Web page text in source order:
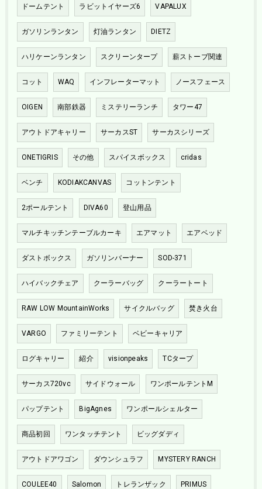
ドームテント ラビットイヤーズ6 VAPALUX
ガソリンランタン 灯油ランタン DIETZ
ハリケーンランタン スクリーンタープ 薪ストーブ関連
コット WAQ インフレーターマット ノースフェース
OIGEN 南部鉄器 ミステリーランチ タワー47
アウトドアキャリー サーカスST サーカスシリーズ
ONETIGRIS その他 スパイスボックス cridas
ベンチ KODIAKCANVAS コットンテント
2ポールテント DIVA60 登山用品
マルチキッチンテーブルカーキ エアマット エアベッド
ダストボックス ガソリンバーナー SOD-371
ハイバックチェア クーラーバッグ クーラートート
RAW LOW MountainWorks サイクルバッグ 焚き火台
VARGO ファミリーテント ベビーキャリア
ログキャリー 紹介 visionpeaks TCタープ
サーカス720vc サイドウォール ワンポールテントM
パップテント BigAgnes ワンポールシェルター
商品初回 ワンタッチテント ビッグダディ
アウトドアワゴン ダウンシュラフ MYSTERY RANCH
COULEE40 Salomon トレランザック PRIMUS